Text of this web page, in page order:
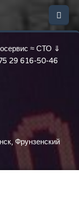
≈ СТО ⇓
29 616-50-46
Фрунзенский